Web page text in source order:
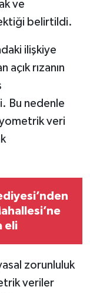
ve
belirtildi.
ilişkiye
açık rızanın
Bu nedenle
veri
eli
zorunluluk
veriler